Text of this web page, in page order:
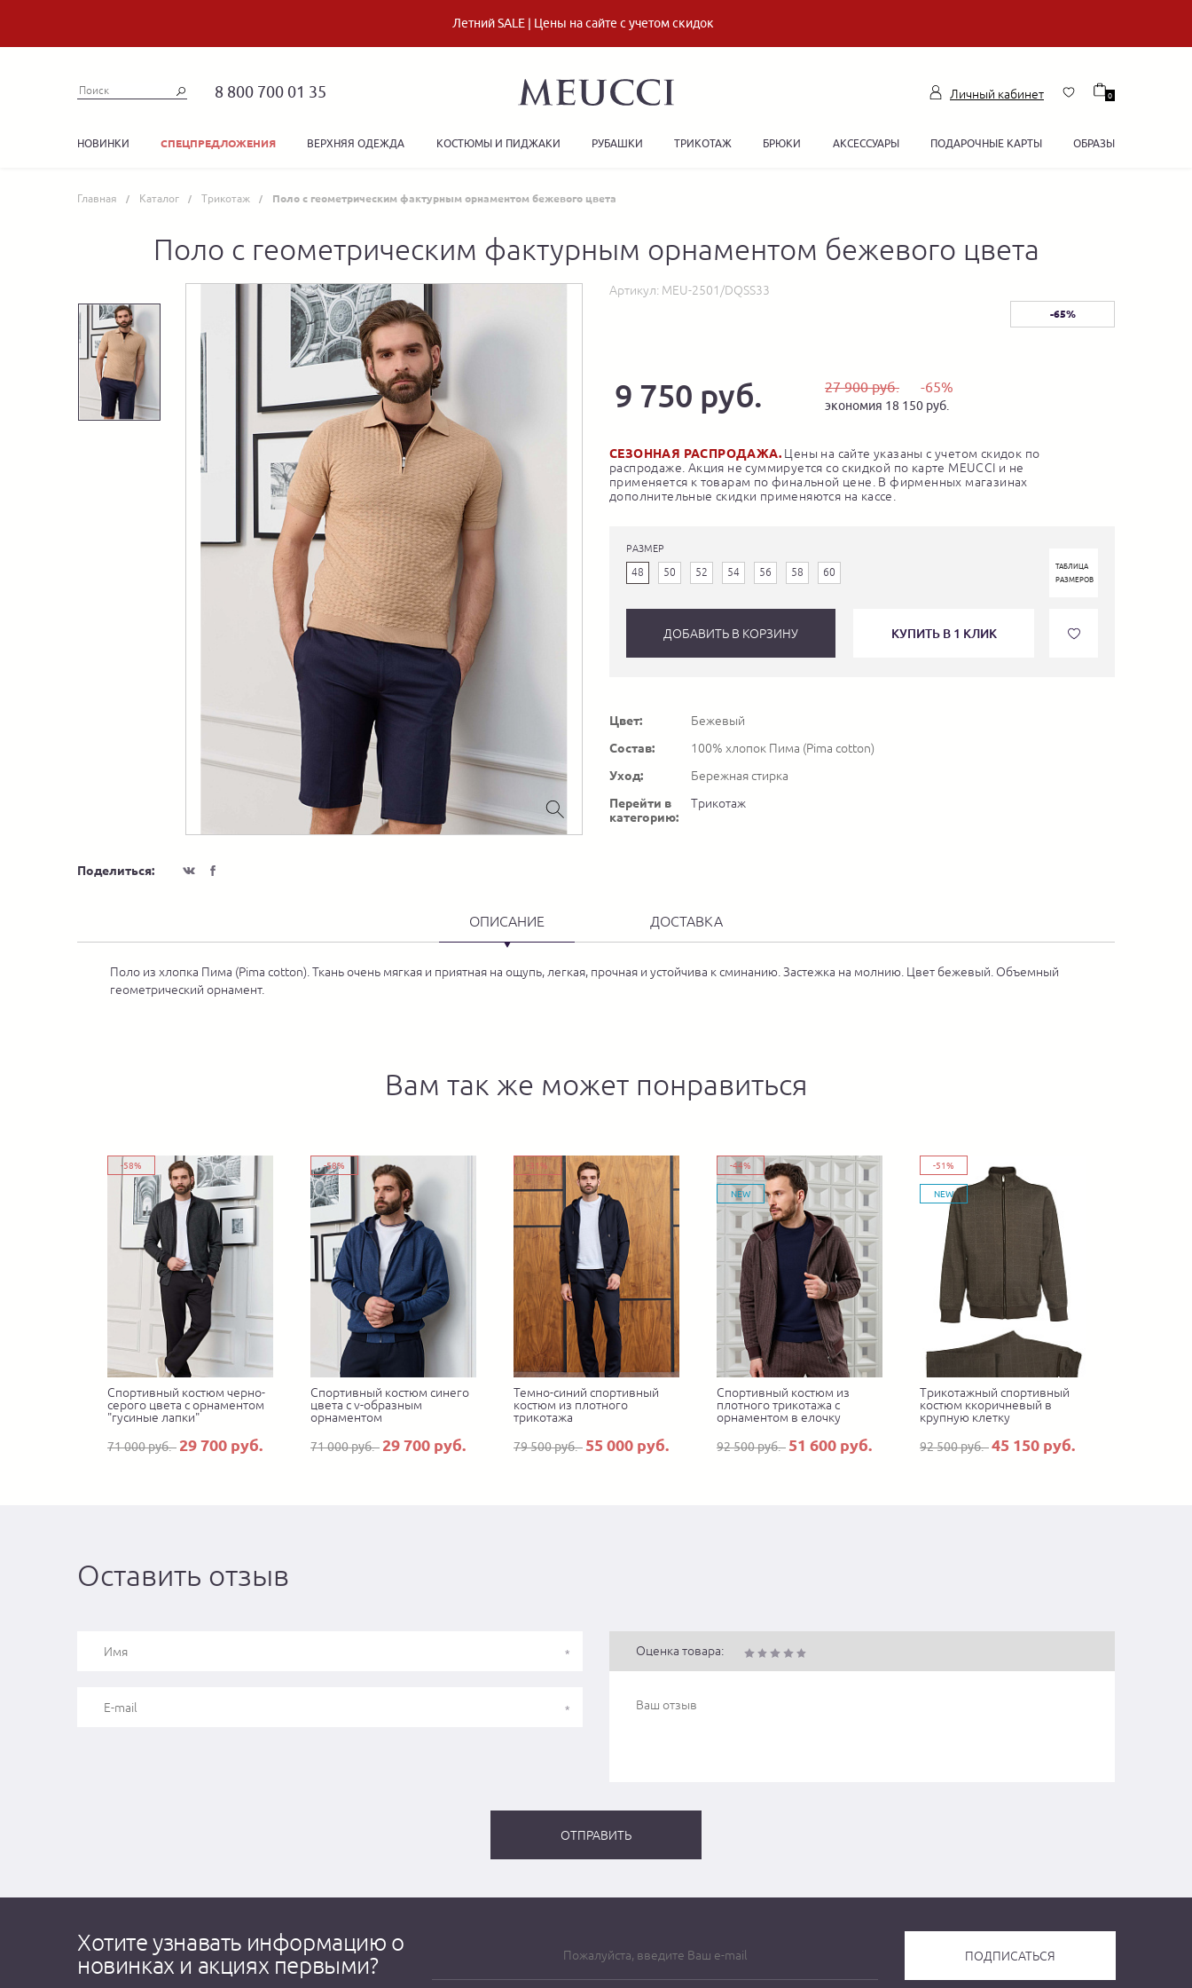
Летний SALE | Цены на сайте с учетом скидок
8 800 700 01 35 Личный кабинет 0
НОВИНКИ СПЕЦПРЕДЛОЖЕНИЯ ВЕРХНЯЯ ОДЕЖДА КОСТЮМЫ И ПИДЖАКИ РУБАШКИ ТРИКОТАЖ БРЮКИ АКСЕССУАРЫ ПОДАРОЧНЫЕ КАРТЫ ОБРАЗЫ
Главная Каталог Трикотаж Поло с геометрическим фактурным орнаментом бежевого цвета
Поло с геометрическим фактурным орнаментом бежевого цвета
Поделиться:
Артикул: MEU-2501/DQSS33
-65%
9 750 руб. 27 900 руб. -65%
экономия 18 150 руб.
СЕЗОННАЯ РАСПРОДАЖА. Цены на сайте указаны с учетом скидок по
распродаже. Акция не суммируется со скидкой по карте MEUCCI и не
применяется к товарам по финальной цене. В фирменных магазинах
дополнительные скидки применяются на кассе.
РАЗМЕР
48 50 52 54 56 58 60
ТАБЛИЦА
РАЗМЕРОВ
ДОБАВИТЬ В КОРЗИНУ КУПИТЬ В 1 КЛИК
Цвет:
Бежевый
Состав:
100% хлопок Пима (Pima cotton)
Уход:
Бережная стирка
Перейти в
категорию:
Трикотаж
ОПИСАНИЕ ДОСТАВКА
Поло из хлопка Пима (Pima cotton). Ткань очень мягкая и приятная на ощупь, легкая, прочная и устойчива к сминанию. Застежка на молнию. Цвет бежевый. Объемный
геометрический орнамент.
Вам так же может понравиться
-58%
Спортивный костюм черно-
серого цвета с орнаментом
"гусиные лапки"
71 000 руб. 29 700 руб.
-58%
Спортивный костюм синего
цвета с v-образным
орнаментом
71 000 руб. 29 700 руб.
-31%
Темно-синий спортивный
костюм из плотного
трикотажа
79 500 руб. 55 000 руб.
-44%
NEW
Спортивный костюм из
плотного трикотажа с
орнаментом в елочку
92 500 руб. 51 600 руб.
-51%
NEW
Трикотажный спортивный
костюм ккоричневый в
крупную клетку
92 500 руб.45 150 руб.
Оставить отзыв
Оценка товара:
Хотите узнавать информацию о
новинках и акциях первыми?